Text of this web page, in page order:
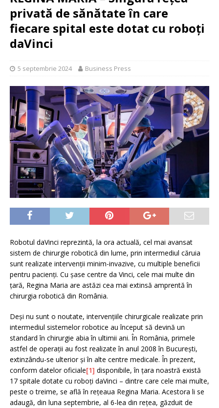
privată de sănătate în care
fiecare spital este dotat cu roboți
daVinci
5 septembrie 2024 Business Press
Robotul daVinci reprezintă, la ora actuală, cel mai avansat
sistem de chirurgie robotică din lume, prin intermediul căruia
sunt realizate intervenții minim-invazive, cu multiple beneficii
pentru pacienți. Cu șase centre da Vinci, cele mai multe din
țară, Regina Maria are astăzi cea mai extinsă amprentă în
chirurgia robotică din România.
Deși nu sunt o noutate, intervențiile chirurgicale realizate prin
intermediul sistemelor robotice au început să devină un
standard în chirurgie abia în ultimii ani. În România, primele
astfel de operații au fost realizate în anul 2008 în București,
extinzându-se ulterior și în alte centre medicale. În prezent,
conform datelor oficiale[1] disponibile, în țara noastră există
17 spitale dotate cu roboți daVinci – dintre care cele mai multe,
peste o treime, se află în rețeaua Regina Maria. Acestora li se
adaugă, din luna septembrie, al 6-lea din rețea, găzduit de